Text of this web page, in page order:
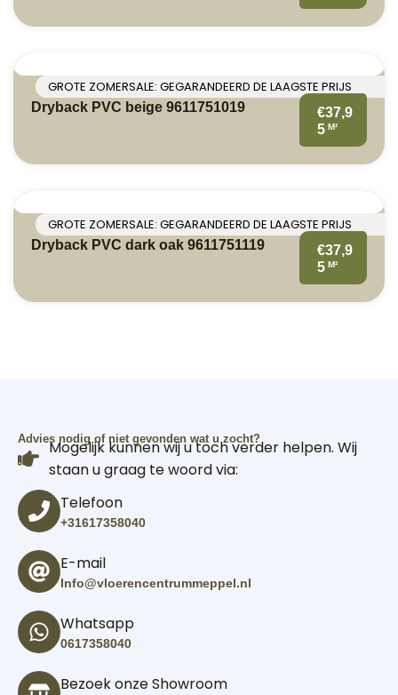
GROTE ZOMERSALE: GEGARANDEERD DE LAAGSTE PRIJS
Dryback PVC beige 9611751019
€37,9
5 M²
GROTE ZOMERSALE: GEGARANDEERD DE LAAGSTE PRIJS
Dryback PVC dark oak 9611751119
€37,9
5 M²
Advies nodig of niet gevonden wat u zocht?
Mogelijk kunnen wij u toch verder helpen. Wij
staan u graag te woord via:
Telefoon
+31617358040
E-mail
Info@vloerencentrummeppel.nl
Whatsapp
0617358040
Bezoek onze Showroom